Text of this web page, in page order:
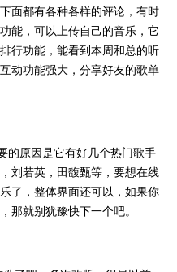
面都有各种各样的评论，有时
能，可以上传自己的音乐，它
行功能，能看到本周和总的听
动功能强大，分享好友的歌单
原因是它有好几个热门歌手
刘若英，田馥甄等，要想在线
了，整体界面还可以，如果你
那就别犹豫快下一个吧。